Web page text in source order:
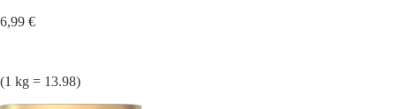
6,99 €
(1 kg = 13.98)